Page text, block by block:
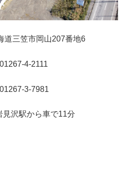
三笠市岡山207番地6
4-2111
3-7981
見沢駅から車で11分